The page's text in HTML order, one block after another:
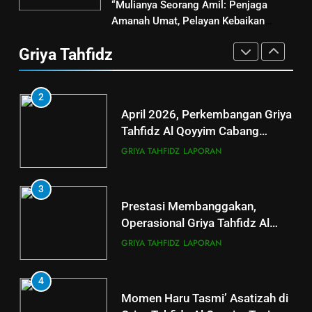
Terima Kasih Guru Ngaji untuk
4
Donasi Al-Qur’an, Alat Ibadah
Siap Basuh Luka Penyintas Aceh
AKSI SIGAP BENCANA LAPORAN
5
LAZ Al-Qoyyim Salurkan
Santunan Tahap 1 Ramadan
Gemar Berbagi
LAPORAN RAMADHAN
6
Berkah dengan bayar fidyah
“Mulianya Seorang Amil: Penjaga
Amanah Umat, Pelayan Kebaikan
Griya Tahfidz
Kajian Parenting Warnai
Kelulusan Ujian Juziyah Santri
Griya Tahfidz Padasan
2
April 2026, Perkembangan Griya
Tahfidz Al Qoyyim Cabang
Tanjung Capai 124 Santri Aktif
GRIYA TAHFIDZ LAPORAN
3
Prestasi Membanggakan,
Operasional Griya Tahfidz Al
Qoyyim Cetak Santri Khatam Al-
GRIYA TAHFIDZ LAPORAN
4
Momen Haru Tasmi’ Asatizah di